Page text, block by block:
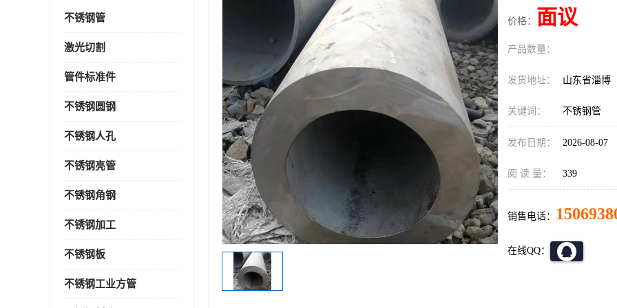
不锈钢管
激光切割
管件标准件
不锈钢圆钢
不锈钢人孔
不锈钢亮管
不锈钢角钢
不锈钢加工
不锈钢板
不锈钢工业方管
价格： 面议
产品数量：
发货地址： 山东省淄博
关键词： 不锈钢管
发布日期： 2026-08-07
阅 读 量： 339
销售电话：
在线QQ：